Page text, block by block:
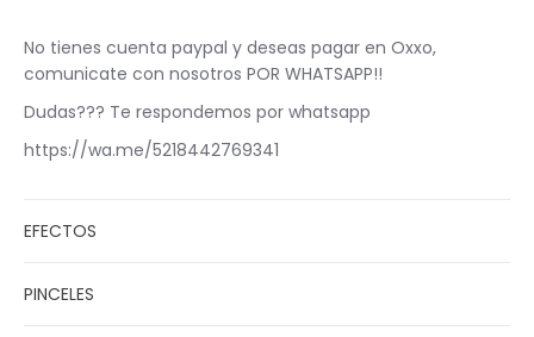
No tienes cuenta paypal y deseas pagar en Oxxo,
comunicate con nosotros POR WHATSAPP!!
Dudas??? Te respondemos por whatsapp
https://wa.me/5218442769341
EFECTOS
PINCELES